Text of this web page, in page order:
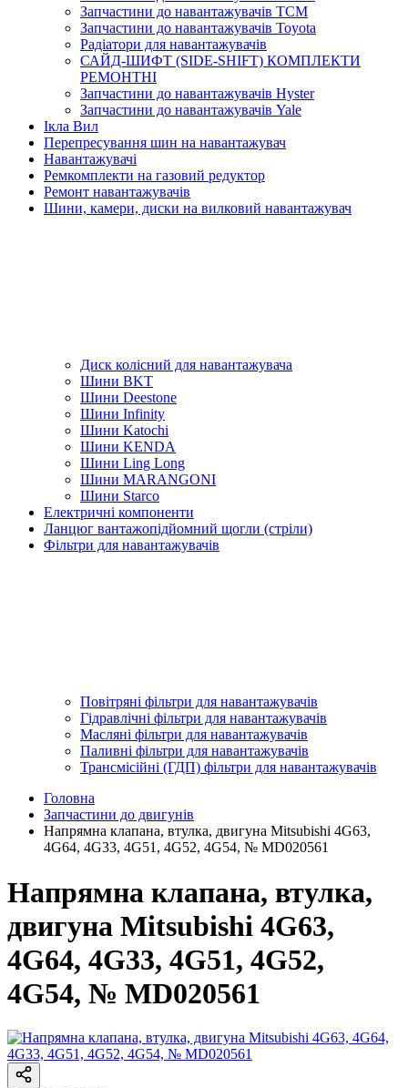
Запчастини до навантажувачів TCM
Запчастини до навантажувачів Toyota
Радіатори для навантажувачів
САЙД-ШИФТ (SIDE-SHIFT) КОМПЛЕКТИ
РЕМОНТНІ
Запчастини до навантажувачів Hyster
Запчастини до навантажувачів Yale
Ікла Вил
Перепресування шин на навантажувач
Навантажувачі
Ремкомплекти на газовий редуктор
Ремонт навантажувачів
Шини, камери, диски на вилковий навантажувач
Диск колісний для навантажувача
Шини BKT
Шини Deestone
Шини Infinity
Шини Katochi
Шини KENDA
Шини Ling Long
Шини MARANGONI
Шини Starco
Електричні компоненти
Ланцюг вантажопідйомний щогли (стріли)
Фільтри для навантажувачів
Повітряні фільтри для навантажувачів
Гідравлічні фільтри для навантажувачів
Масляні фільтри для навантажувачів
Паливні фільтри для навантажувачів
Трансмісійні (ГДП) фільтри для навантажувачів
Головна
Запчастини до двигунів
Напрямна клапана, втулка, двигуна Mitsubishi 4G63,
4G64, 4G33, 4G51, 4G52, 4G54, № MD020561
Напрямна клапана, втулка,
двигуна Mitsubishi 4G63,
4G64, 4G33, 4G51, 4G52,
4G54, № MD020561